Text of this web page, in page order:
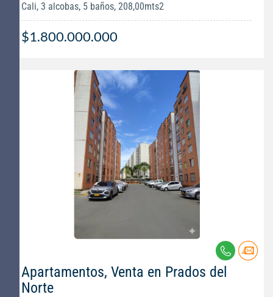
Cali, 3 alcobas, 5 baños, 208,00mts2
$1.800.000.000
Apartamentos, Venta en Prados del
Norte